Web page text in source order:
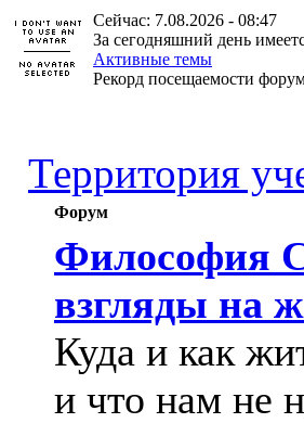
Сейчас: 7.08.2026 - 08:47
За сегодняшний день
Активные темы
Рекорд посещаемости
Территория
Форум
Философия
взгляды на
Куда и как
и что нам не